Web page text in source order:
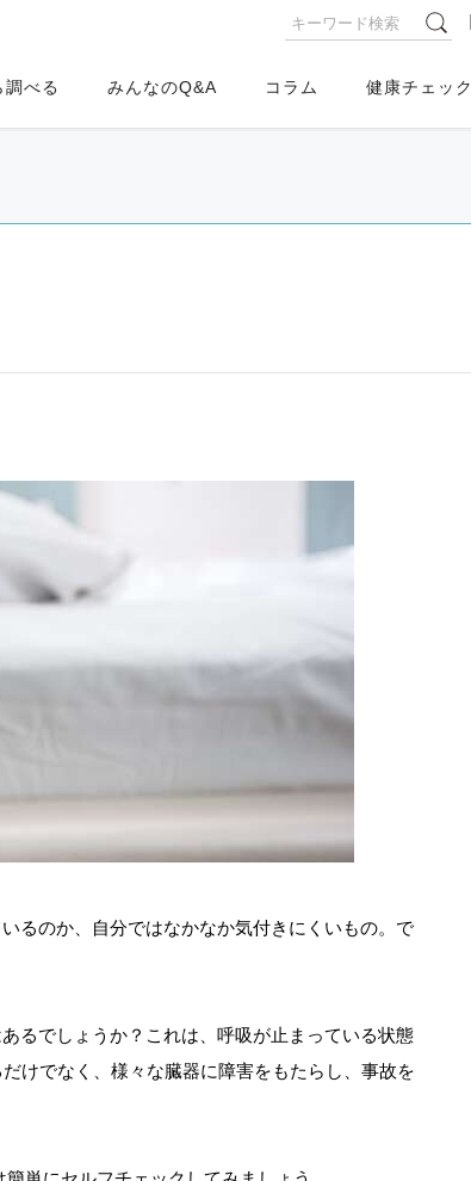
べる みんなのQ&A コラム 健康チェック
るのか、自分ではなかなか気付きにくいもの。で
るでしょうか？これは、呼吸が止まっている状態
けでなく、様々な臓器に障害をもたらし、事故を